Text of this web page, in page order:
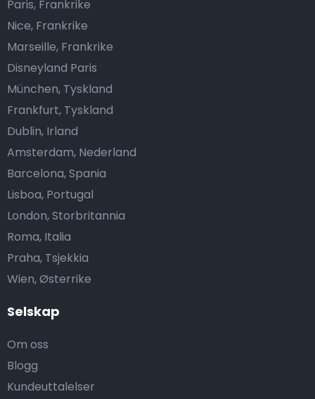
Selskap
Om oss
Blogg
Kundeuttalelser
Paris, Frankrike
Nice, Frankrike
Marseille, Frankrike
Disneyland Paris
München, Tyskland
Frankfurt, Tyskland
Dublin, Irland
Amsterdam, Nederland
Barcelona, Spania
Lisboa, Portugal
London, Storbritannia
Roma, Italia
Praha, Tsjekkia
Wien, Østerrike